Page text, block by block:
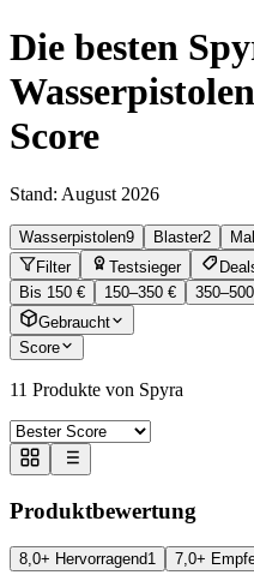
Die besten
Score
Stand: August 2026
Wasserpistolen9 Blaster2
Filter
Testsieger
Bis 150 €
150–350 €
Gebraucht
Score
11 Produkte von Spyra
Produktbewertung
8,0+ Hervorragend1 7,0+